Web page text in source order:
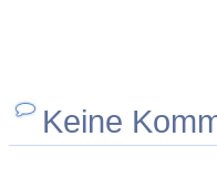
Keine